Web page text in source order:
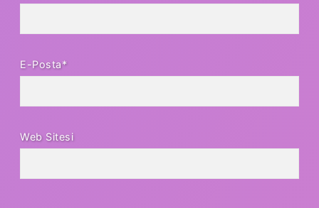
E-Posta*
Web Sitesi